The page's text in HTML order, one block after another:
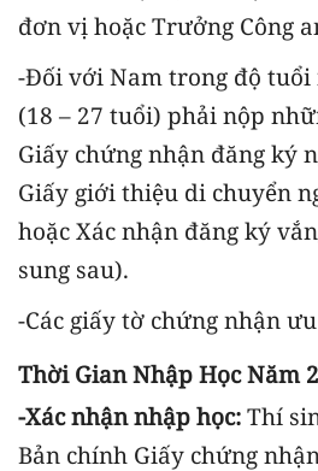
đơn vị hoặc Trưởng Công
-Đối với Nam trong độ tuổi
(18 – 27 tuổi) phải nộp
Giấy chứng nhận đăng ký
Giấy giới thiệu di chuyển
hoặc Xác nhận đăng ký
sung sau).
-Các giấy tờ chứng nhận
Thời Gian Nhập Học Năm
-Xác nhận nhập học: Thí
Bản chính Giấy chứng